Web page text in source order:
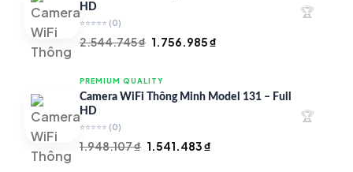
HD
⭐⭐⭐⭐⭐ (0)
2.544.745₫ Giá
là:
2.544.745 ₫.
1.756.985₫
là:
🏆
PREMIUM QUALITY
Camera WiFi Thông Minh Model 131 – Full
HD
⭐⭐⭐⭐⭐ (0)
1.948.107₫ Giá
1.541.483₫
🏆